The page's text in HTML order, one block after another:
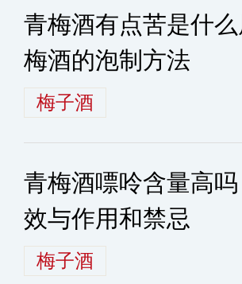
青梅酒有点苦是什
梅酒的泡制方法
梅子酒
青梅酒嘌呤含量高
效与作用和禁忌
梅子酒